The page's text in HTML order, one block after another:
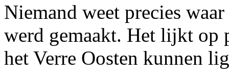
Niemand weet precies
werd gemaakt. Het lijkt op
het Verre Oosten kunnen